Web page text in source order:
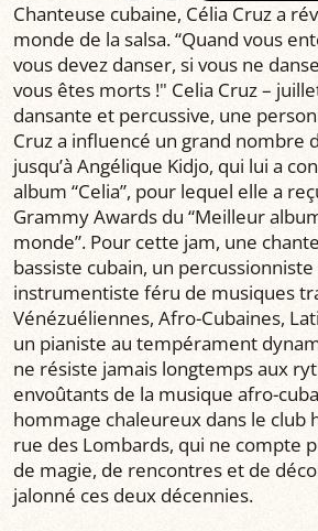
Chanteuse cubaine, Célia Cruz a
monde de la salsa. “Quand vous
vous devez danser, si vous ne
vous êtes morts !" Celia Cruz –
dansante et percussive, une
Cruz a influencé un grand nombre
jusqu’à Angélique Kidjo, qui lui a
album “Celia”, pour lequel elle a
Grammy Awards du “Meilleur
monde”. Pour cette jam, une
bassiste cubain, un
instrumentiste féru de musiques
Vénézuéliennes, Afro-Cubaines,
un pianiste au tempérament
ne résiste jamais longtemps aux
envoûtants de la musique afro-
hommage chaleureux dans le club
rue des Lombards, qui ne compte
de magie, de rencontres et de
jalonné ces deux décennies.